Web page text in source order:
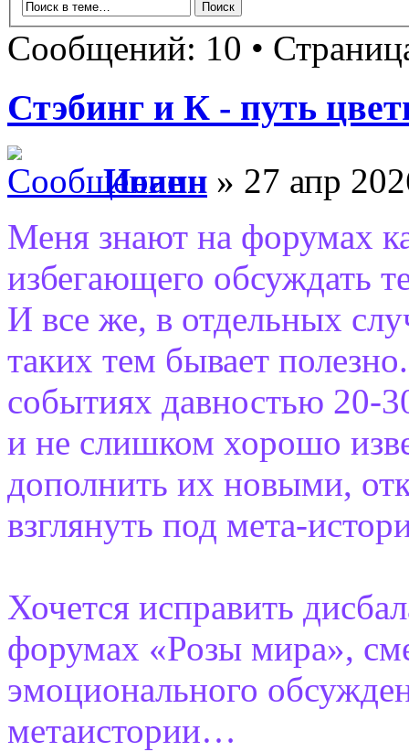
Сообщений: 10 •
Стэбинг и К - путь
Иоанн » 27 апр
Меня знают на форумах
избегающего обсуждать
И все же, в отдельных
таких тем бывает
событиях давностью 20-
и не слишком хорошо
дополнить их новыми,
взглянуть под мета-
Хочется исправить
форумах «Розы мира»,
эмоционального
метаистории…